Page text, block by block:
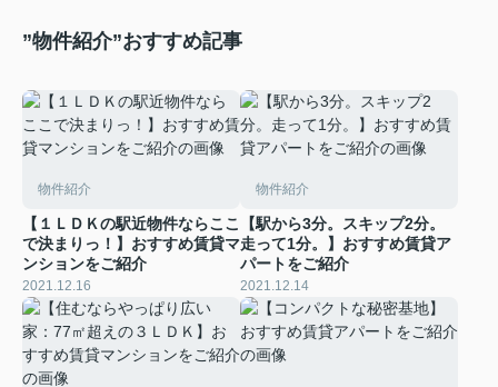
”物件紹介”おすすめ記事
物件紹介
【１ＬＤＫの駅近物件ならここ
で決まりっ！】おすすめ賃貸マ
ンションをご紹介
2021.12.16
物件紹介
【駅から3分。スキップ2分。
走って1分。】おすすめ賃貸ア
パートをご紹介
2021.12.14